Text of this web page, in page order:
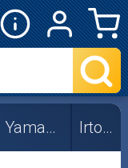
Yamaha/MBK Irto-osat